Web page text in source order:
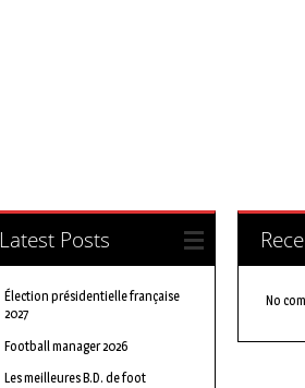
Latest Posts
Élection présidentielle française
2027
Football manager 2026
Les meilleures B.D. de foot
No